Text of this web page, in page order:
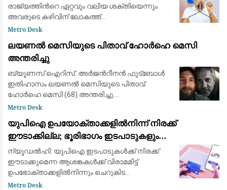
രാജ്യത്തിന്‍റെ ഏറ്റവും വലിയ ശക്തിയെന്നും
അവരുടെ കഴിവിന് ലോകത്ത്
സമാനതകളില്ലെന്നും കോൺഗ്രസ് നേതാവ്
പ്രയാഗ്‌രാജിലെ കെ.പി. ഗ്രൗണ്ടിൽ ശനി
Metro Desk
ലയണൽ മെസിയുടെ പിതാവ് ഹോർഹെ മെസി
അന്തരിച്ചു
ബ്യൂണസ് ഐറിസ്: അർജന്‍റീനൻ ഫുട്ബോൾ
ഇതിഹാസം ലയണൽ മെസിയുടെ പിതാവ്
ഹോർഹെ മെസി (68) അന്തരിച്ചു.
അർജന്‍റീനയിലെ റെസാരിയോയിലെ
വെള്ളിയാഴ്ച രാത്രി പത്തിനായിരുന്നു അന്ത്യം.
ഏറെക്കാ
Metro Desk
യുപിഐ ഉപയോക്താക്കളിൽനിന്ന് നിരക്ക്
ഈടാക്കില്ല; ഭൂരിഭാഗം ഇടപാടുകളും
വ്യാപാരികൾക്കും സൗജന്യമായി തുടരുമെന്ന്
കേന്ദ്ര സർക്കാർ
ന്യൂഡൽഹി: യുപിഐ ഇടപാടുകൾക്ക് നിരക്ക്
ഈടാക്കുമെന്ന ആശങ്കകൾക്ക് വിരാമമിട്ട്
ഉപഭോക്താക്കളിൽനിന്നും ചെറുകിട
വ്യാപാരികളിൽനിന്നും ഇത്തരം സേവനങ്ങൾക്ക്
Metro Desk